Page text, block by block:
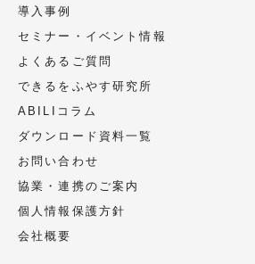
導入事例
セミナー・イベント情報
よくあるご質問
できるをふやす研究所
ABILIコラム
ダウンロード資料一覧
お問い合わせ
協業・連携のご案内
個人情報保護方針
会社概要